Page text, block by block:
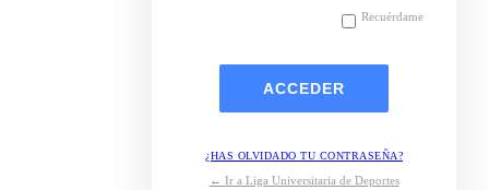
Recuérdame
¿HAS OLVIDADO TU CONTRASEÑA?
← Ir a Liga Universitaria de Deportes